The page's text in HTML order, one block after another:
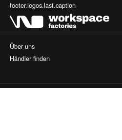
footer.logos.last.caption
Über uns
Händler finden